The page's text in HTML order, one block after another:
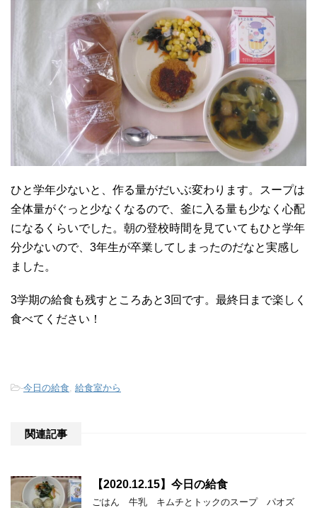
ひと学年少ないと、作る量がだいぶ変わります。スープは
全体量がぐっと少なくなるので、釜に入る量も少なく心配
になるくらいでした。朝の登校時間を見ていてもひと学年
分少ないので、3年生が卒業してしまったのだなと実感し
ました。
3学期の給食も残すところあと3回です。最終日まで楽しく
食べてください！
-今日の給食 給食室から
関連記事
【2020.12.15】今日の給食
ごはん 牛乳 キムチとトックのスープ パオズ